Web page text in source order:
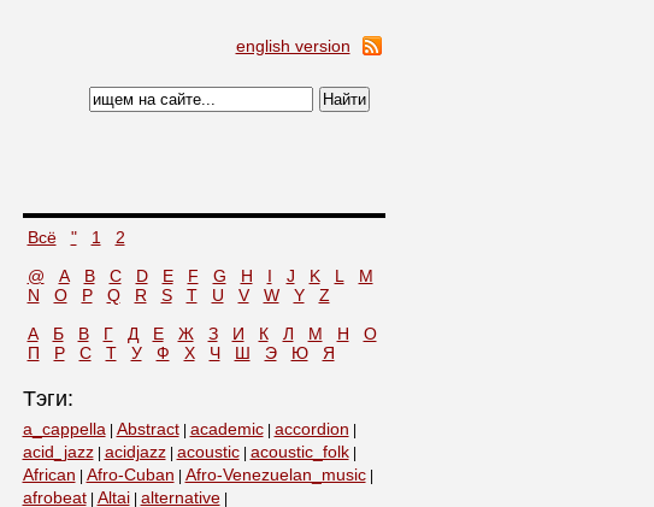
english version
Всё " 1
2
@
A B C D E F G H I J K L
M
N
O P Q R S T U V W Y
Z
А
Б В Г Д Е Ж З И К Л М Н
О
П
Р С Т У Ф Х Ч Ш Э Ю Я
Тэги:
a_cappella| Abstract| academic| accordion
acid_jazz| acidjazz| acoustic| acoustic_folk|
African Afro-Cuban Afro-Venezuelan_music|
afrobeat| Altai| alternative|